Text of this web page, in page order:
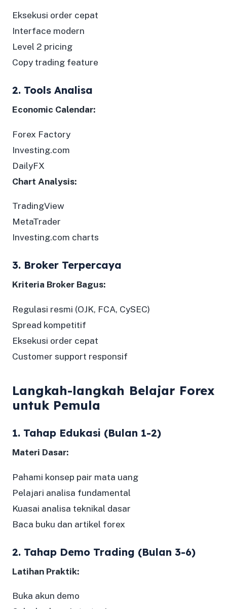
Eksekusi order cepat
Interface modern
Level 2 pricing
Copy trading feature
2. Tools Analisa
Economic Calendar:
Forex Factory
Investing.com
DailyFX
Chart Analysis:
TradingView
MetaTrader
Investing.com charts
3. Broker Terpercaya
Kriteria Broker Bagus:
Regulasi resmi (OJK, FCA, CySEC)
Spread kompetitif
Eksekusi order cepat
Customer support responsif
Langkah-langkah Belajar Forex
untuk Pemula
1. Tahap Edukasi (Bulan 1-2)
Materi Dasar:
Pahami konsep pair mata uang
Pelajari analisa fundamental
Kuasai analisa teknikal dasar
Baca buku dan artikel forex
2. Tahap Demo Trading (Bulan 3-6)
Latihan Praktik:
Buka akun demo